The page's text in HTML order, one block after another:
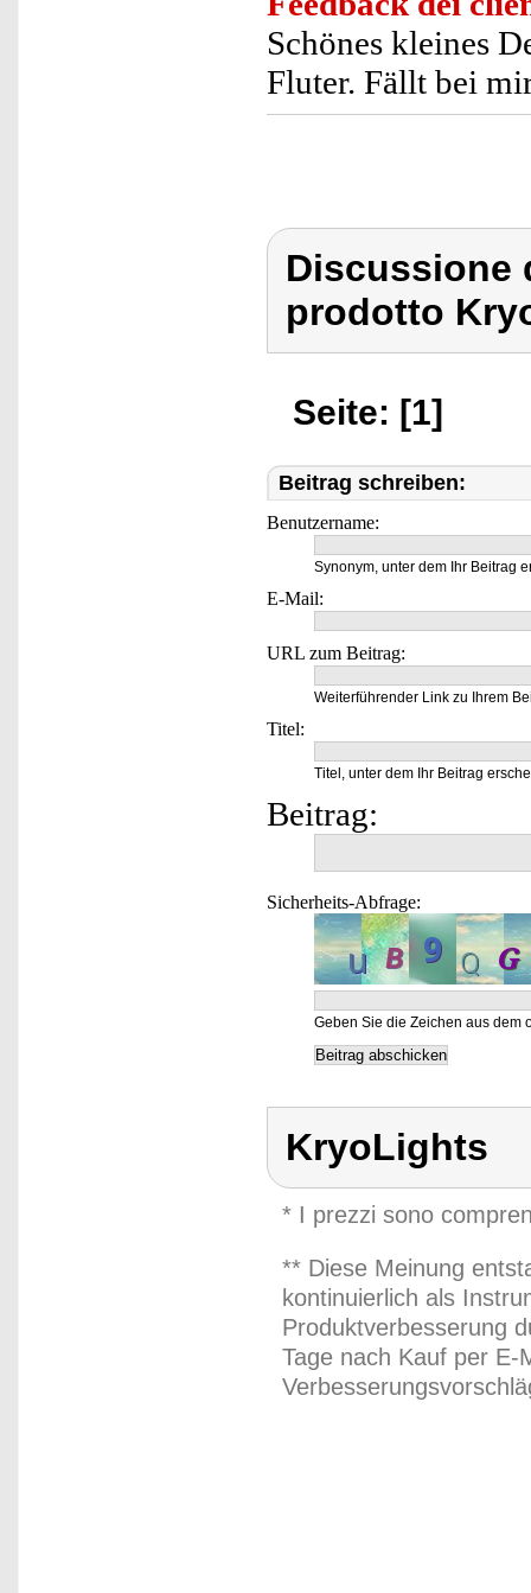
Schönes kleines
Fluter. Fällt bei
Discussione
prodotto
Seite: [1]
Beitrag schreiben:
Benutzername:
Synonym, unter dem Ihr Beitrag
E-Mail:
URL zum Beitrag:
Weiterführender Link zu Ihrem
Titel:
Titel, unter dem Ihr Beitrag
Beitrag:
Sicherheits-Abfrage:
Geben Sie die Zeichen aus dem
KryoLights
* I prezzi sono
** Diese Meinung
kontinuierlich als
Produktverbesserung
Tage nach Kauf per E-